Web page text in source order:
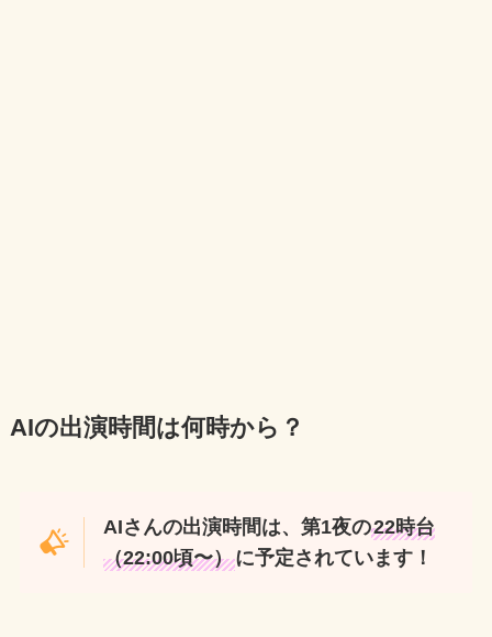
AIの出演時間は何時から？
AIさんの出演時間は、第1夜の22時台
（22:00頃〜）に予定されています！